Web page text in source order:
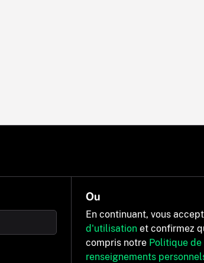
Ou
En continuant, vous
d'utilisation et confirmez
compris notre Politique
renseignements